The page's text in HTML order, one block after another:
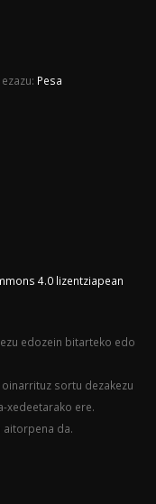
Pesa
4.0 lizentziapean
edozein bitarteko edo
sortu dezakezu
xedeetarako ere.
da.